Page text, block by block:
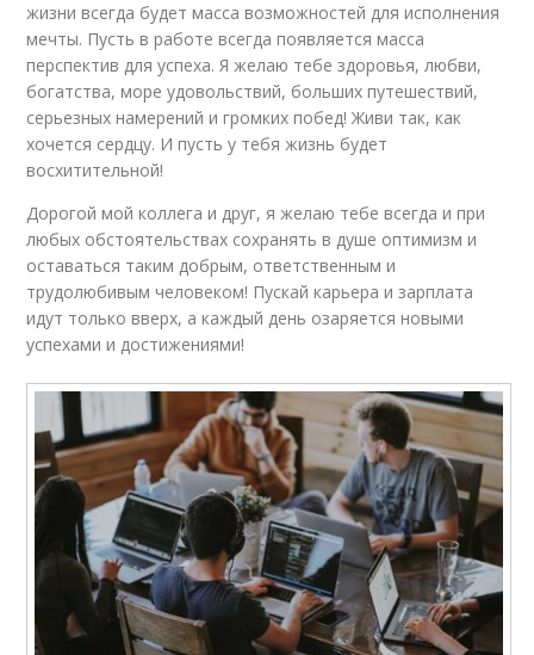
жизни всегда будет масса возможностей для исполнения
мечты. Пусть в работе всегда появляется масса
перспектив для успеха. Я желаю тебе здоровья, любви,
богатства, море удовольствий, больших путешествий,
серьезных намерений и громких побед! Живи так, как
хочется сердцу. И пусть у тебя жизнь будет
восхитительной!
Дорогой мой коллега и друг, я желаю тебе всегда и при
любых обстоятельствах сохранять в душе оптимизм и
оставаться таким добрым, ответственным и
трудолюбивым человеком! Пускай карьера и зарплата
идут только вверх, а каждый день озаряется новыми
успехами и достижениями!